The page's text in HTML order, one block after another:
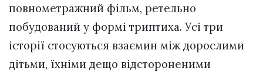
повнометражний фільм, ретельно
побудований у формі триптиха. Усі три
історії стосуються взаємин між дорослими
дітьми, їхніми дещо відстороненими